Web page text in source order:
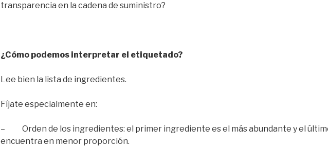
transparencia en la cadena de suministro?
¿Cómo podemos interpretar el etiquetado?
Lee bien la lista de ingredientes.
Fíjate especialmente en:
– Orden de los ingredientes: el primer ingrediente es el más abundante y el
encuentra en menor proporción.